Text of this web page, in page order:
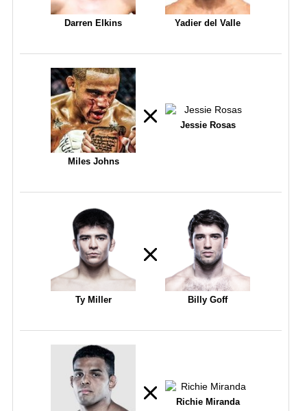
Darren Elkins Yadier del Valle
Miles Johns
Jessie Rosas
Ty Miller Billy Goff
Richie Miranda